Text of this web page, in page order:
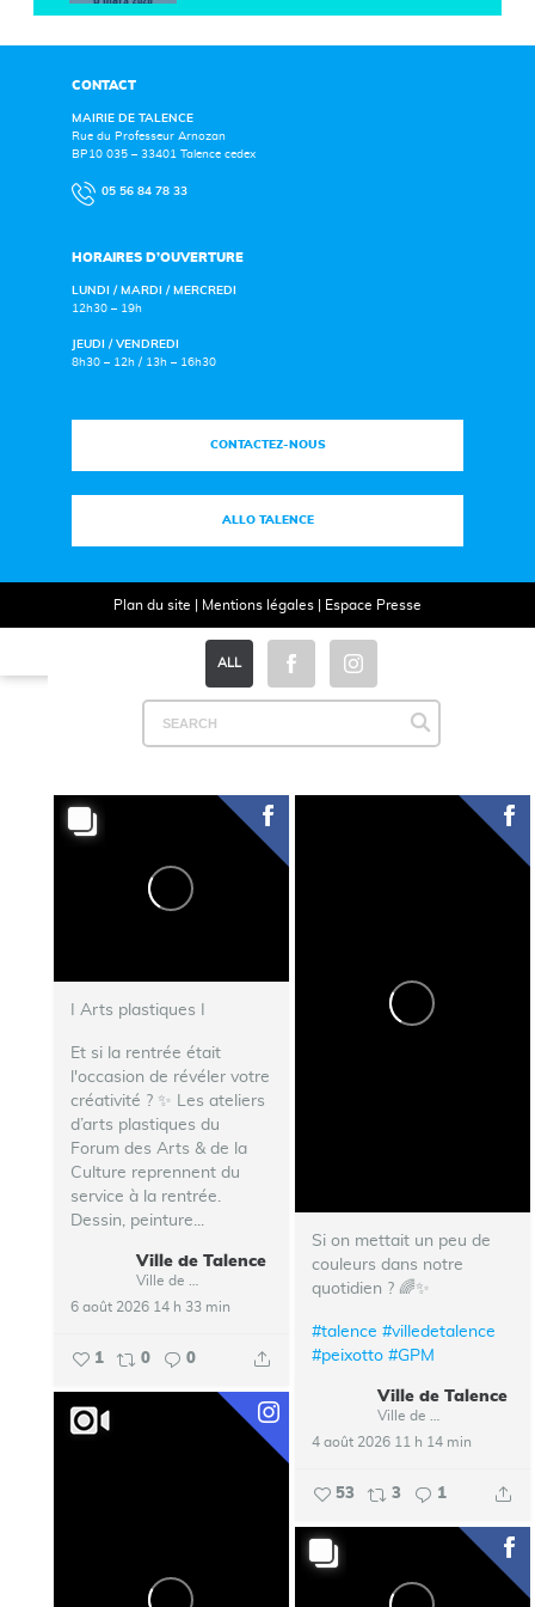
ALL
I Arts plastiques I
Et si la rentrée était
l'occasion de révéler votre
créativité ? ✨ Les ateliers
d’arts plastiques du
Forum des Arts & de la
Culture reprennent du
service à la rentrée.
Dessin, peinture...
Ville de Talence
6 août 2026 14 h 33 min
1 0 0
Si on mettait un peu de
couleurs dans notre
quotidien ? 🌈✨
#talence #villedetalence
#peixotto #GPM
Ville de Talence
4 août 2026 11 h 14 min
53 3 1
CONTACT
MAIRIE DE TALENCE
Rue du Professeur Arnozan
BP10 035 – 33401 Talence cedex
05 56 84 78 33
HORAIRES D’OUVERTURE
LUNDI / MARDI / MERCREDI
12h30 – 19h
JEUDI / VENDREDI
8h30 – 12h / 13h – 16h30
CONTACTEZ-NOUS
ALLO TALENCE
Plan du site Mentions légales| Espace Presse